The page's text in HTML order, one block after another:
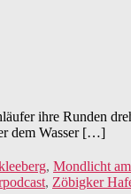
ihre Runden
dem Wasser […]
, Mondlicht
, Zöbigker